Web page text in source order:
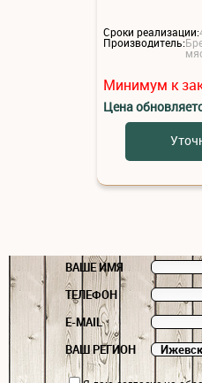
Сроки реализации:
Производитель:
Минимум к
Цена
ВАШЕ ИМЯ
ТЕЛЕФОН
E-MAIL
ВАШ РЕГИОН